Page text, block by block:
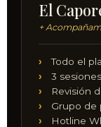
El
+
Todo el
3
Revisión
Grupo de
Hotline